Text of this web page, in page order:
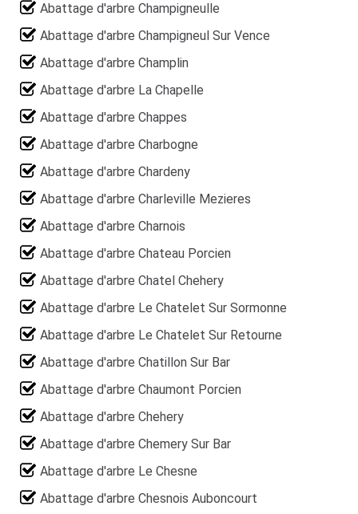
Abattage d'arbre Champigneulle
Abattage d'arbre Champigneul Sur Vence
Abattage d'arbre Champlin
Abattage d'arbre La Chapelle
Abattage d'arbre Chappes
Abattage d'arbre Charbogne
Abattage d'arbre Chardeny
Abattage d'arbre Charleville Mezieres
Abattage d'arbre Charnois
Abattage d'arbre Chateau Porcien
Abattage d'arbre Chatel Chehery
Abattage d'arbre Le Chatelet Sur Sormonne
Abattage d'arbre Le Chatelet Sur Retourne
Abattage d'arbre Chatillon Sur Bar
Abattage d'arbre Chaumont Porcien
Abattage d'arbre Chehery
Abattage d'arbre Chemery Sur Bar
Abattage d'arbre Le Chesne
Abattage d'arbre Chesnois Auboncourt